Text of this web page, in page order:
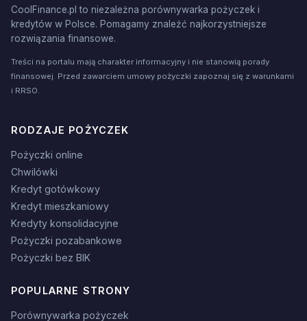
CoolFinance.pl to niezależna porównywarka pożyczek i
kredytów w Polsce. Pomagamy znaleźć najkorzystniejsze
rozwiązania finansowe.
Treści na portalu mają charakter informacyjny i nie stanowią porady
finansowej. Przed zawarciem umowy pożyczki zapoznaj się z warunkami
i RRSO.
RODZAJE POŻYCZEK
Pożyczki online
Chwilówki
Kredyt gotówkowy
Kredyt mieszkaniowy
Kredyty konsolidacyjne
Pożyczki pozabankowe
Pożyczki bez BIK
POPULARNE STRONY
Porównywarka pożyczek